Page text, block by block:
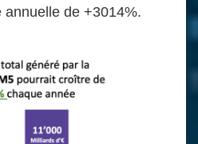
annuelle de +3014%.